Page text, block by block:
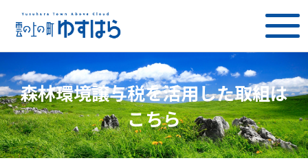
森林環境譲与税を活用した取組は
こちら